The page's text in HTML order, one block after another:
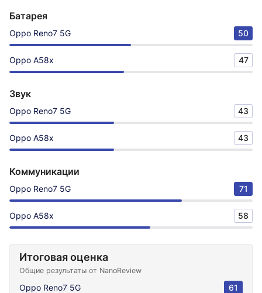
Батарея
Oppo Reno7 5G 50
Oppo A58x 47
Звук
Oppo Reno7 5G 43
Oppo A58x 43
Коммуникации
Oppo Reno7 5G 71
Oppo A58x 58
Итоговая оценка
Общие результаты от NanoReview
Oppo Reno7 5G 61